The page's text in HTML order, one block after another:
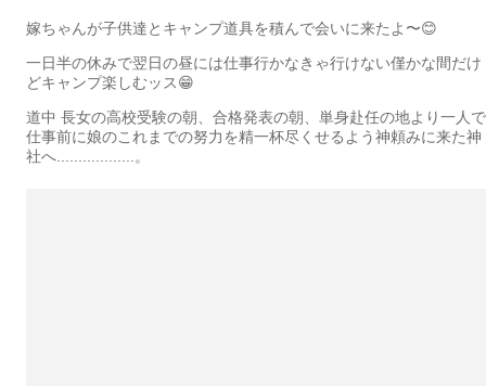
嫁ちゃんが子供達とキャンプ道具を積んで会いに来たよ〜😊
一日半の休みで翌日の昼には仕事行かなきゃ行けない僅かな間だけ
どキャンプ楽しむッス😁
道中 長女の高校受験の朝、合格発表の朝、単身赴任の地より一人で
仕事前に娘のこれまでの努力を精一杯尽くせるよう神頼みに来た神
社へ..................。